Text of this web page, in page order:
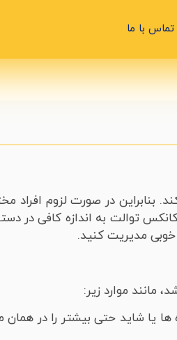
تماس با ما
در صورت لزوم افراد
توالت به اندازه کافی در
خوبی مدیریت کنید.
مانند موارد زیر:
یا شاید حتی بیشتر را در همان